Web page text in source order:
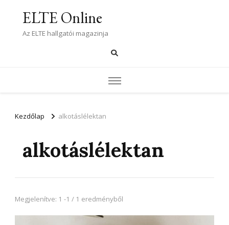
ELTE Online
Az ELTE hallgatói magazinja
Kezdőlap alkotáslélektan
alkotáslélektan
Megjelenítve: 1 -1 / 1 eredményből